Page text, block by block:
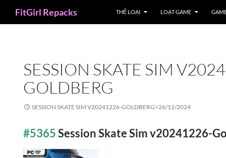
FitGirl Repacks THỂ LOẠI LOẠT GAME
SESSION SKATE SIM
GOLDBERG
SESSION SKATE SIM V20241226-GOLDBERG>26/12/2024
#5365Session Skate Sim v20241226-